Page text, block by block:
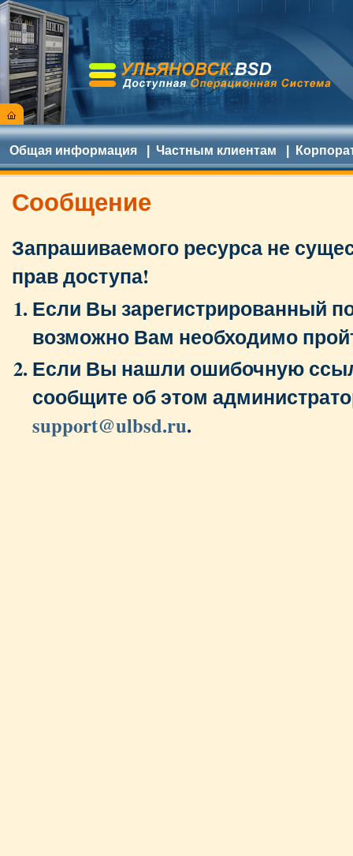
Общая информация Частным клиентам
Сообщение
Запрашиваемого ресурса не
прав доступа!
Если Вы зарегистрированный
возможно Вам необходимо
Если Вы нашли ошибочную
сообщите об этом
support@ulbsd.ru.